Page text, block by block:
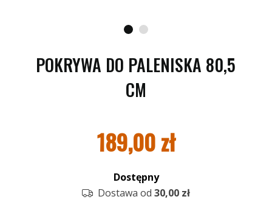
POKRYWA DO PALENISKA 80,5
CM
189,00zł
Dostępny
Dostawa od 30,00 zł